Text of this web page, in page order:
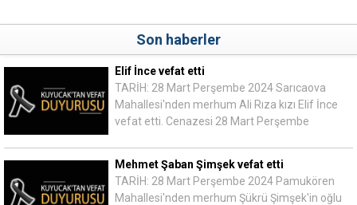
Son haberler
Elif İnce vefat etti
TARİH: 28 Mart Perşembe 2024 Sarıcaova
Mahallesi'nden merhum Ali Rıza kızı Elif İnce
vefat etti. Cenazesi 28 Mart Perşembe
Mehmet Şaban Şimşek vefat etti
TARİH: 28 Mart Perşembe 2024 Pamukören
Mahallesi'nden merhum Şükrü Şimşek'in oğlu